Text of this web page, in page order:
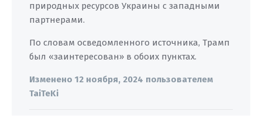
природных ресурсов Украины с западными
партнерами.
По словам осведомленного источника, Трамп
был «заинтересован» в обоих пунктах.
Изменено 12 ноября, 2024 пользователем
TaiTeKi